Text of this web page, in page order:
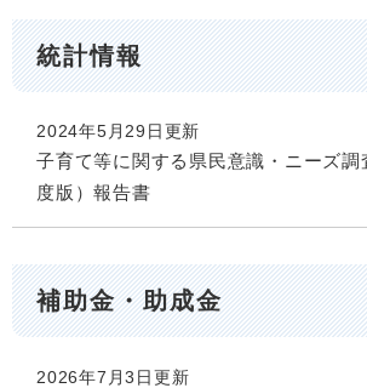
統計情報
2024年5月29日更新
子育て等に関する県民意識・ニーズ調
度版）報告書
補助金・助成金
2026年7月3日更新